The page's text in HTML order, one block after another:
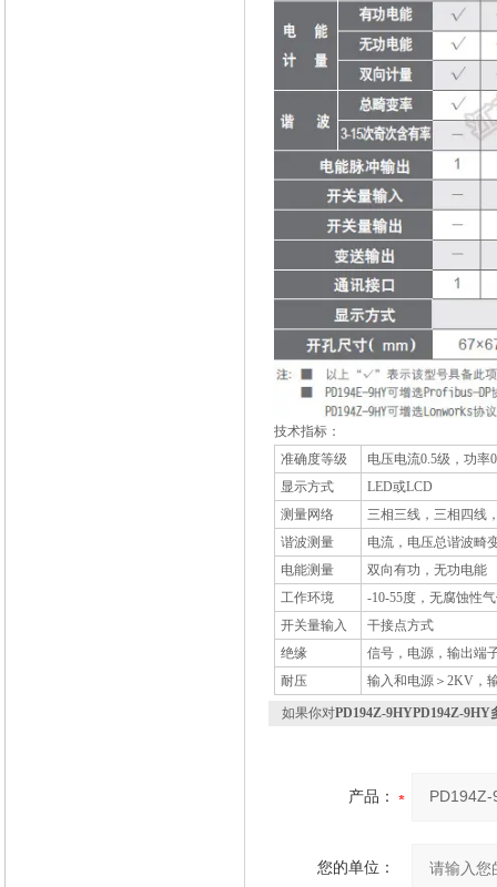
技术指标：
准确度等级
电压电流0.5级，功率
显示方式
LED或LCD
测量网络
三相三线，三相四线
谐波测量
电流，电压总谐波畸
电能测量
双向有功，无功电能
工作环境
-10-55度，无腐蚀性
开关量输入
干接点方式
绝缘
信号，电源，输出端
耐压
输入和电源＞2KV，
如果你对PD194Z-9HYPD194Z-9HY
产品：
您的单位：